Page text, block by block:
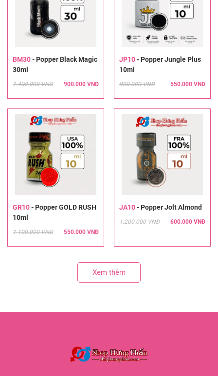
BM30- Popper Black Magic
30ml
1.400.000 VNĐ 900.000 VNĐ
JP10- Popper Jungle Plus
10ml
900.000 VNĐ 550.000 VNĐ
GR10- Popper GOLD RUSH
10ml
1.100.000 VNĐ 550.000 VNĐ
JA10- Popper Jolt Almond
1.200.000 VNĐ 600.000 VNĐ
Xem thêm